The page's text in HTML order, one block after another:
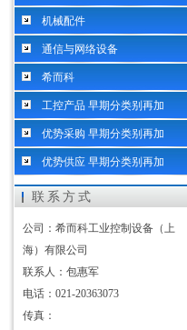
机械配件
通信与网络设备
希而科
工控产品 早期分类别再加
优势采购 早期分类别再加
优势供应 早期分类别再加
联系方式
公司：希而科工业控制设备（上
海）有限公司
联系人：包惠军
电话：021-20363073
传真：